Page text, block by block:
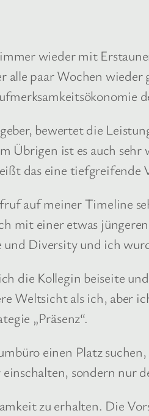
wieder mit
alle paar Wochen
bewertet die
Übrigen ist es auch
das eine tiefgreifende
auf meiner Timeline
mit einer etwas
Diversity und ich
die Kollegin beiseite
Weltsicht als ich, aber
„Präsenz“.
einen Platz
sondern nur
zu erhalten. Die